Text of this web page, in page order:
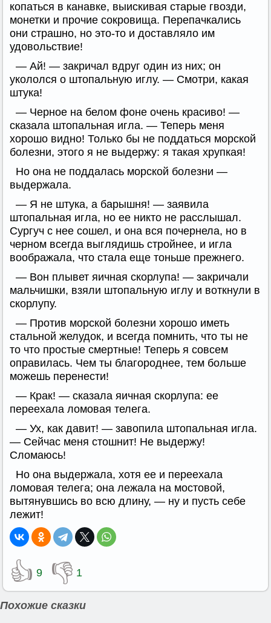
копаться в канавке, выискивая старые гвозди,
монетки и прочие сокровища. Перепачкались
они страшно, но это-то и доставляло им
удовольствие!
— Ай! — закричал вдруг один из них; он
укололся о штопальную иглу. — Смотри, какая
штука!
— Черное на белом фоне очень красиво! —
сказала штопальная игла. — Теперь меня
хорошо видно! Только бы не поддаться морской
болезни, этого я не выдержу: я такая хрупкая!
Но она не поддалась морской болезни —
выдержала.
— Я не штука, а барышня! — заявила
штопальная игла, но ее никто не расслышал.
Сургуч с нее сошел, и она вся почернела, но в
черном всегда выглядишь стройнее, и игла
воображала, что стала еще тоньше прежнего.
— Вон плывет яичная скорлупа! — закричали
мальчишки, взяли штопальную иглу и воткнули в
скорлупу.
— Против морской болезни хорошо иметь
стальной желудок, и всегда помнить, что ты не
то что простые смертные! Теперь я совсем
оправилась. Чем ты благороднее, тем больше
можешь перенести!
— Крак! — сказала яичная скорлупа: ее
переехала ломовая телега.
— Ух, как давит! — завопила штопальная игла.
— Сейчас меня стошнит! Не выдержу!
Сломаюсь!
Но она выдержала, хотя ее и переехала
ломовая телега; она лежала на мостовой,
вытянувшись во всю длину, — ну и пусть себе
лежит!
👍 9 👎 1
Похожие сказки